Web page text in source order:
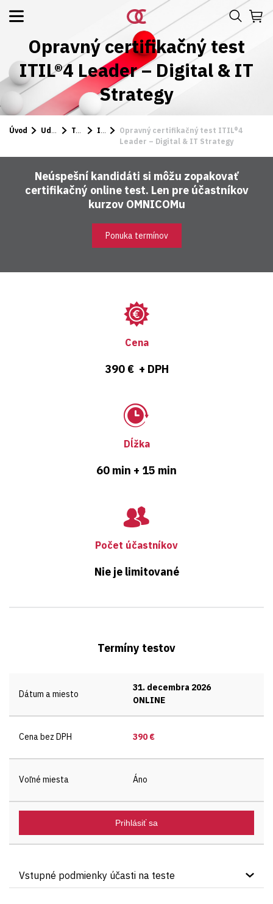
Opravný certifikačný test
ITIL®4 Leader – Digital & IT
Strategy
Úvod Udalosti a kurzy Testy ITIL
Opravný certifikačný test ITIL®4
Leader – Digital & IT Strategy
Neúspešní kandidáti si môžu zopakovať
certifikačný online test. Len pre účastníkov
kurzov OMNICOMu
Ponuka termínov
Cena
390 € + DPH
Dĺžka
60 min + 15 min
Počet účastníkov
Nie je limitované
Termíny testov
Dátum a miesto
31. decembra 2026
ONLINE
Cena bez DPH 390 €
Voľné miesta Áno
Prihlásiť sa
Vstupné podmienky účasti na teste